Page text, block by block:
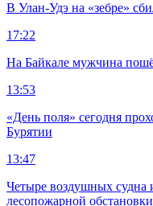
В Улан-Удэ на «зебре»
17:22
На Байкале мужчина
13:53
«День поля» сегодня
Бурятии
13:47
Четыре воздушных судна
лесопожарной